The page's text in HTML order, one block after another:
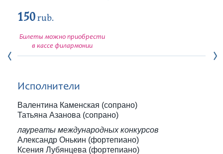
150rub.
Билеты можно приобрести
в кассе филармонии
Исполнители
Валентина Каменская (сопрано)
Татьяна Азанова (сопрано)
лауреаты международных конкурсов
Александр Онькин (фортепиано)
Ксения Лубянцева (фортепиано)